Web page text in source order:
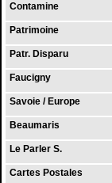
Contamine
Patrimoine
Patr. Disparu
Faucigny
Savoie / Europe
Beaumaris
Le Parler S.
Cartes Postales